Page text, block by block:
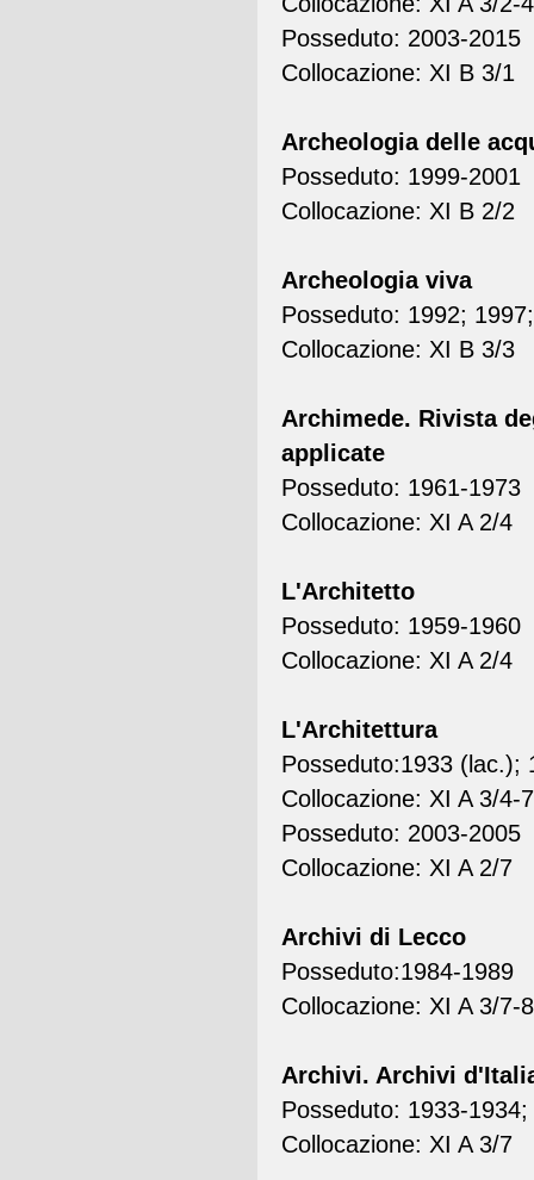
Posseduto: 2003-2015
Collocazione: XI B 3/1
Archeologia delle
Posseduto: 1999-2001
Collocazione: XI B 2/2
Archeologia viva
Posseduto: 1992;
Collocazione: XI B 3/3
Archimede. Rivista
applicate
Posseduto: 1961-1973
Collocazione: XI A 2/4
L'Architetto
Posseduto: 1959-1960
Collocazione: XI A 2/4
L'Architettura
Posseduto:1933 (lac.);
Collocazione: XI A 3/4-7
Posseduto: 2003-2005
Collocazione: XI A 2/7
Archivi di Lecco
Posseduto:1984-1989
Collocazione: XI A 3/7-8
Archivi. Archivi
Posseduto: 1933-
Collocazione: XI A 3/7